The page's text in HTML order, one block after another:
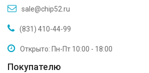
sale@chip52.ru
(831) 410-44-99
Открыто: Пн-Пт 10:00 - 18:00
Покупателю